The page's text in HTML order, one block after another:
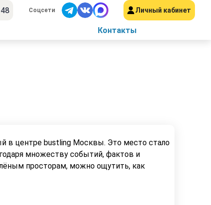
Соцсети Личный кабинет
Контакты
в центре bustling Москвы. Это место стало
множеству событий, фактов и
просторам, можно ощутить, как